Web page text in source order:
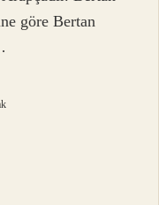
göre Bertan